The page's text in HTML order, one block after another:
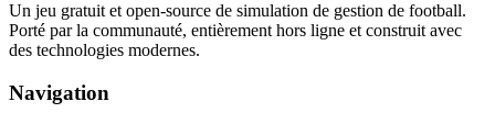
Un jeu gratuit et open-source de simulation de gestion de football.
Porté par la communauté, entièrement hors ligne et construit avec
des technologies modernes.
Navigation